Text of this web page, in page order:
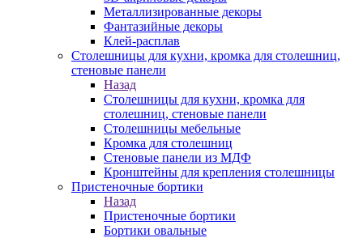
Металлизированные декоры
Фантазийные декоры
Клей-расплав
Столешницы для кухни, кромка для столешниц,
стеновые панели
Назад
Столешницы для кухни, кромка для
столешниц, стеновые панели
Столешницы мебельные
Кромка для столешниц
Стеновые панели из МДФ
Кронштейны для крепления столешницы
Пристеночные бортики
Назад
Пристеночные бортики
Бортики овальные